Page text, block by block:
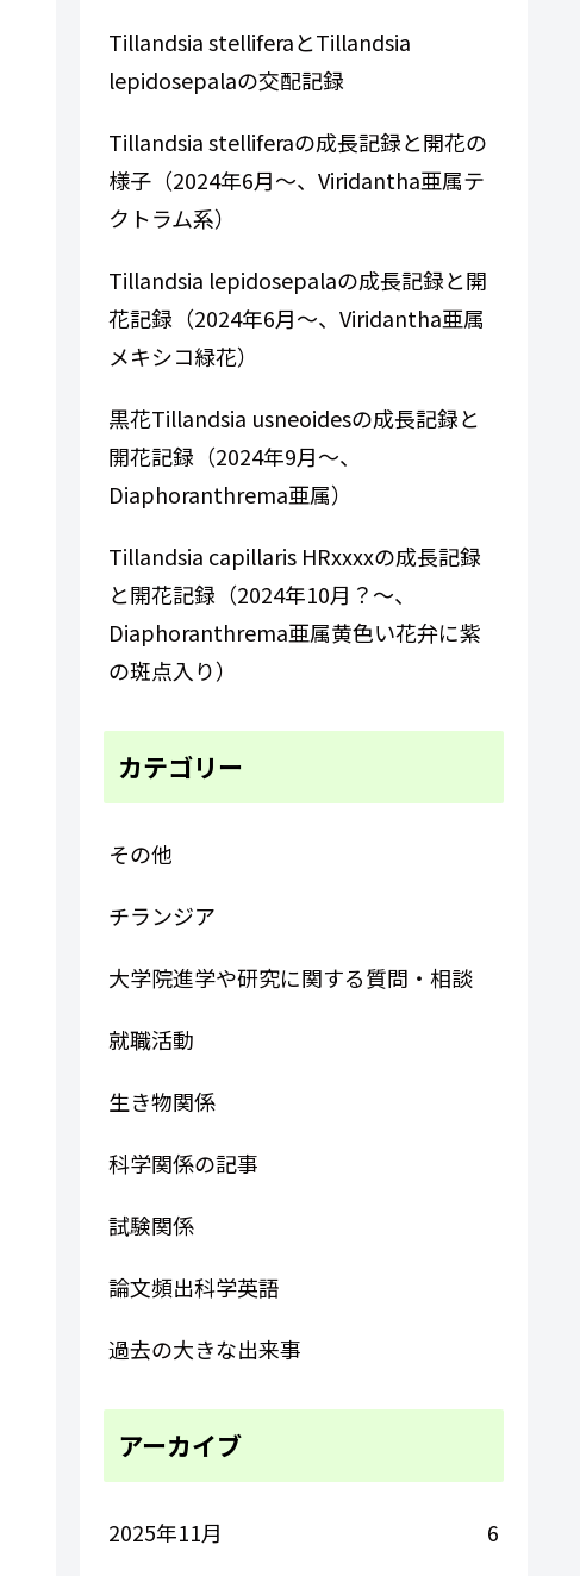
Tillandsia stelliferaとTillandsia
lepidosepalaの交配記録
Tillandsia stelliferaの成長記録と開花の
様子（2024年6月～、Viridantha亜属テ
クトラム系）
Tillandsia lepidosepalaの成長記録と開
花記録（2024年6月～、Viridantha亜属
メキシコ緑花）
黒花Tillandsia usneoidesの成長記録と
開花記録（2024年9月～、
Diaphoranthrema亜属）
Tillandsia capillaris HRxxxxの成長記録
と開花記録（2024年10月？～、
Diaphoranthrema亜属黄色い花弁に紫
の斑点入り）
カテゴリー
その他
チランジア
大学院進学や研究に関する質問・相談
就職活動
生き物関係
科学関係の記事
試験関係
論文頻出科学英語
過去の大きな出来事
アーカイブ
2025年11月
6